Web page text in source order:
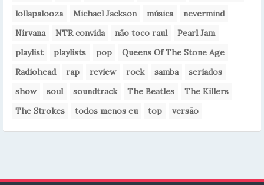
lollapalooza
Michael Jackson música
nevermind
Nirvana
NTR convida não toco raul
Pearl Jam
playlist
playlists pop
Queens Of The Stone Age
Radiohead
rap review rock samba
seriados
show
soul soundtrack The Beatles
The Killers
The Strokes
todos menos eu top versão